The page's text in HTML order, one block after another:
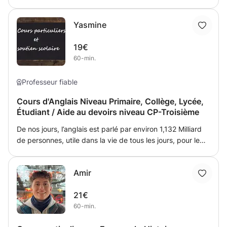
Yasmine
19€
60-min.
Professeur fiable
Cours d'Anglais Niveau Primaire, Collège, Lycée,
Étudiant / Aide au devoirs niveau CP-Troisième
De nos jours, l’anglais est parlé par environ 1,132 Milliard
de personnes, utile dans la vie de tous les jours, pour le
des cours d’Anglais depuis près de 4 ans auprès de
primaire, collégiens, lycéens, ou étudiant m’adaptant au
niveau de l'élève, j’accentue mon travail sur les lacunes,
prononciation, compréhension, rédactions. Il est
Amir
21€
60-min.